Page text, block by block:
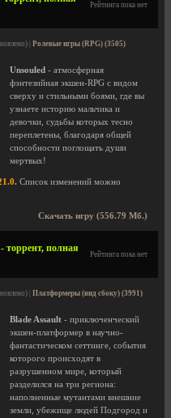
Рейтинга пока нет
| Ролевые игры (RPG) (3505)
Unsouled - атмосферная
фэнтезийная экшен-RPG с видом
сверху и стильными боями, где вы
узнаете историю мальчика и
девочки, судьбы которых тесно
переплетены, благодаря общей
способности поглощать души
мертвых!
Список изменений можно
Скачать игру (556.79 Мб.)
торрент, полная
Рейтинга пока нет
| Платформеры (вид сбоку) (3991)
Blade Assault - приключенческий
экшен-платформер в научно-
фантастическом сеттинге, события
которого происходят в
разрушенном мире, который
разделился на три региона:
наполненные мутантами внешние
земли, убежище людей Подгород и